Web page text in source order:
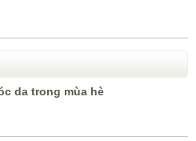
da trong mùa hè